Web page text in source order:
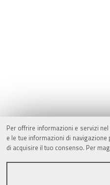
Per offrire informazioni e servizi
e le tue informazioni di
di acquisire il tuo consenso. Per